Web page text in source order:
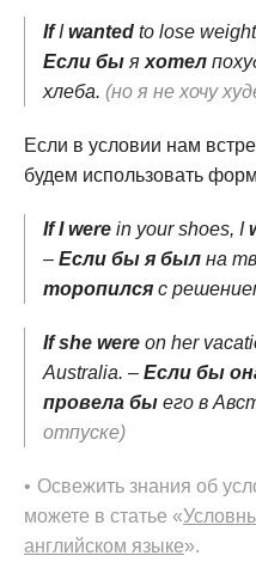
IfIwanted to lose
Если бы я хотел
хлеба. (но я не хочу
Если в условии нам
будем использовать
If I were in your shoes, I
– Если бы я был на
торопился с
If she were on her
Australia. – Если бы
провела бы его в
отпуске)
Освежить знания об
можете в статье «
английском языке».